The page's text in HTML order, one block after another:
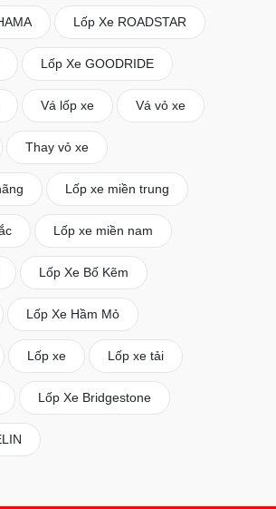
Lốp Xe ROADSTAR
Lốp Xe GOODRIDE
Vá lốp xe Vá vỏ xe
Thay vỏ xe
Lốp xe miền trung
Lốp xe miền nam
Lốp Xe Bố Kẽm
Lốp Xe Hầm Mỏ
Lốp xe Lốp xe tải
Lốp Xe Bridgestone